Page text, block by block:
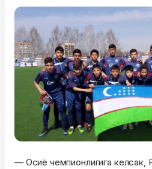
— Осиё чемпионлигига келсак,